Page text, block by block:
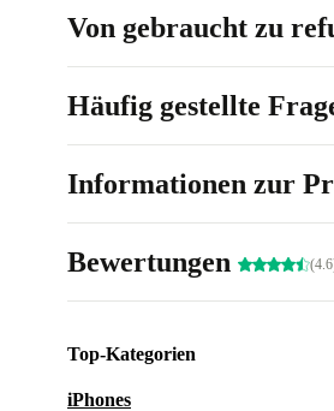
Von gebraucht zu
Häufig gestellte
Informationen zur
Bewertungen
Top-Kategorien
iPhones